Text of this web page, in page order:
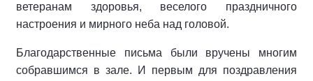
ветеранам здоровья, веселого праздничного
настроения и мирного неба над головой.
Благодарственные письма были вручены многим
собравшимся в зале. И первым для поздравления